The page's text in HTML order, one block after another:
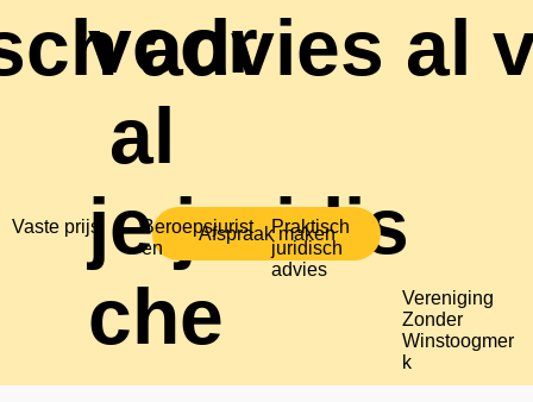
voor
al
je juridis
che
advies al
Afspraak maken
Vaste prijs
Beroepsjurist
en
Praktisch
juridisch
advies
Vereniging
Zonder
Winstoogmer
k